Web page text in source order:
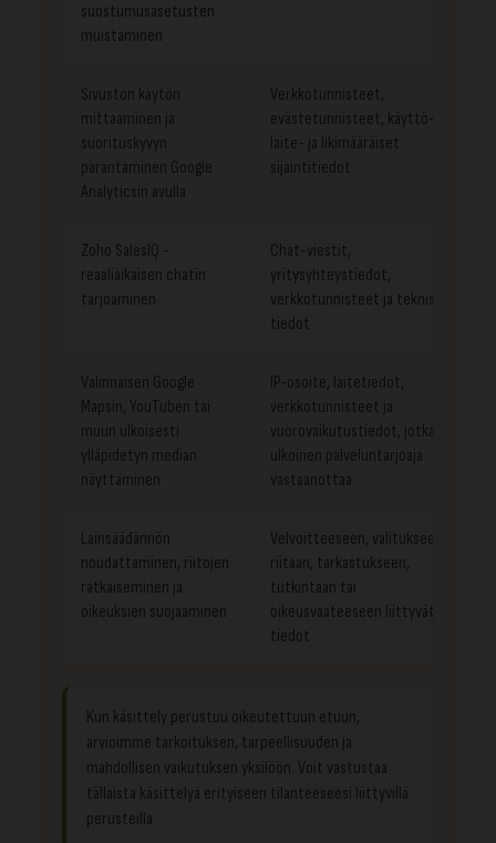
suostumusasetusten
muistaminen
Sivuston käytön
mittaaminen ja
suorituskyvyn
parantaminen Google
Analyticsin avulla
Verkkotunnisteet,
evästetunnisteet, käyttö-,
laite- ja likimääräiset
sijaintitiedot
Zoho SalesIQ -
reaaliaikaisen chatin
tarjoaminen
Chat-viestit,
yritysyhteystiedot,
verkkotunnisteet ja tekniset
tiedot
Valinnaisen Google
Mapsin, YouTuben tai
muun ulkoisesti
ylläpidetyn median
näyttäminen
IP-osoite, laitetiedot,
verkkotunnisteet ja
vuorovaikutustiedot, jotka
ulkoinen palveluntarjoaja
vastaanottaa
Lainsäädännön
noudattaminen, riitojen
ratkaiseminen ja
oikeuksien suojaaminen
Velvoitteeseen, valitukseen,
riitaan, tarkastukseen,
tutkintaan tai
oikeusvaateeseen liittyvät
tiedot
Kun käsittely perustuu oikeutettuun etuun,
arvioimme tarkoituksen, tarpeellisuuden ja
mahdollisen vaikutuksen yksilöön. Voit vastustaa
tällaista käsittelyä erityiseen tilanteeseesi liittyvillä
perusteilla.